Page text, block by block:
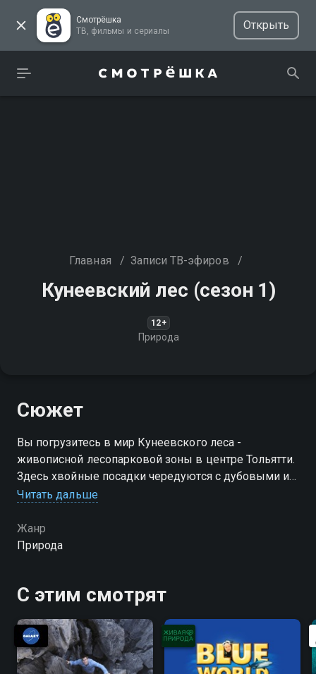
Смотрёшка
ТВ, фильмы и сериалы
Открыть
Главная / Записи ТВ-эфиров /
Кунеевский лес (сезон 1)
12+
Природа
Сюжет
Вы погрузитесь в мир Кунеевского леса -
живописной лесопарковой зоны в центре Тольятти.
Здесь хвойные посадки чередуются с дубовыми и
берёзовыми рощами, а протянутые по периметру
велосипедистов
качестве на Смотрёшке
Читать дальше
Жанр
Природа
С этим смотрят